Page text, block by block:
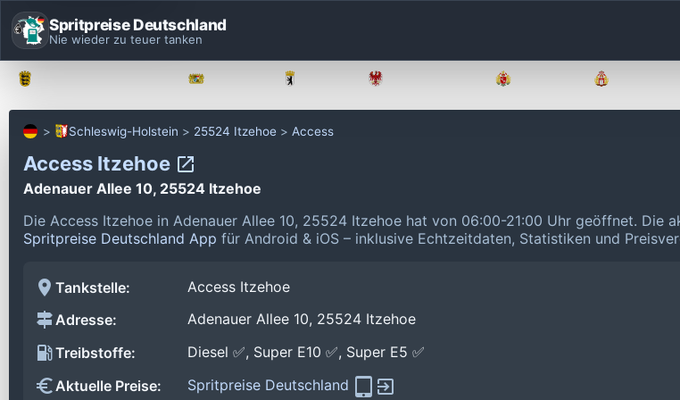
Spritpreise Deutschland
Nie wieder zu teuer tanken
Schleswig-Holstein 25524 Itzehoe Access
Access Itzehoe
Adenauer Allee 10, 25524 Itzehoe
Die Access Itzehoe in Adenauer Allee 10, 25524 Itzehoe hat von 06:00-21:00 Uhr geöffnet. Die
Spritpreise Deutschland App für Android & iOS – inklusive Echtzeitdaten, Statistiken und
Tankstelle:
Access Itzehoe
Adresse:
Adenauer Allee 10, 25524 Itzehoe
Treibstoffe:
Diesel ✅, Super E10 ✅, Super E5 ✅
Aktuelle Preise:
Spritpreise Deutschland